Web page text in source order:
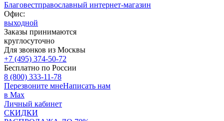
Благовестправославный интернет-магазин
Офис:
выходной
Заказы принимаются
круглосуточно
Для звонков из Москвы
+7 (495) 374-50-72
Бесплатно по России
8 (800) 333-11-78
Перезвоните мнеНаписать нам
в Max
Личный кабинет
СКИДКИ